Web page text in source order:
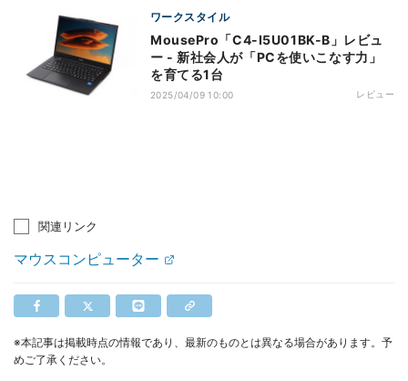
ワークスタイル
MousePro「C4-I5U01BK-B」レビュ
ー - 新社会人が「PCを使いこなす力」
を育てる1台
2025/04/09 10:00 レビュー
関連リンク
マウスコンピューター
※本記事は掲載時点の情報であり、最新のものとは異なる場合があります。予
めご了承ください。